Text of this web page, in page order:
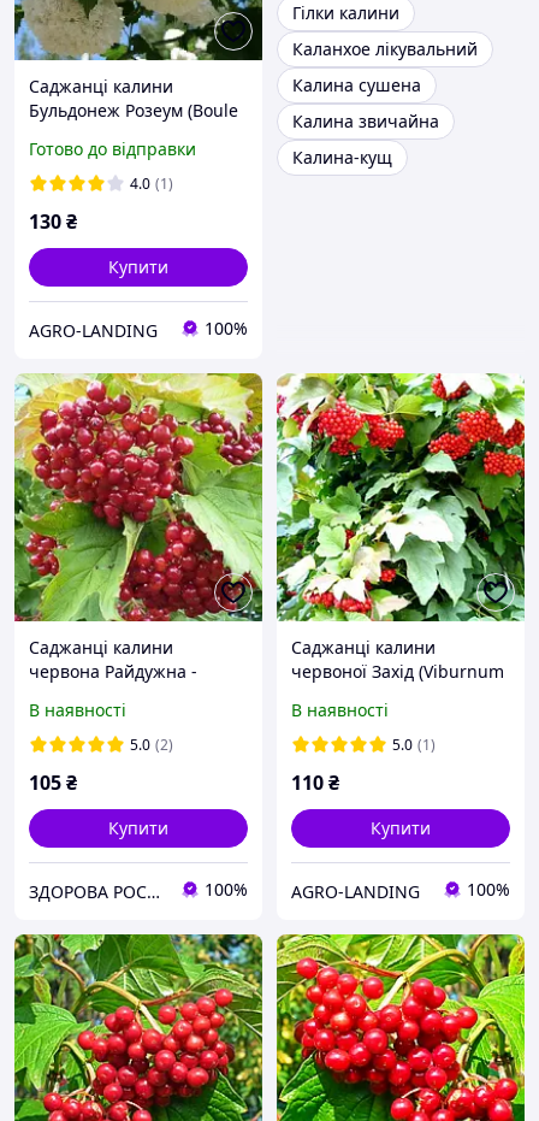
Саджанці калини
Бульдонеж Розеум (Boule
декоративна, зимостійка
Готово до відправки
4.0 (1)
130₴
Купити
AGRO-LANDING 100%
Гілки калини
Каланхое лікувальний
Калина сушена
Калина звичайна
Калина-кущ
Саджанці калини
червона Райдужна -
зимостійка
В наявності
5.0 (2)
105₴
Купити
ЗДОРОВА РОСЛИНА🍃 100%
Саджанці калини
червоної Захід (Viburnum
солодка, червона
В наявності
5.0 (1)
110₴
Купити
AGRO-LANDING 100%